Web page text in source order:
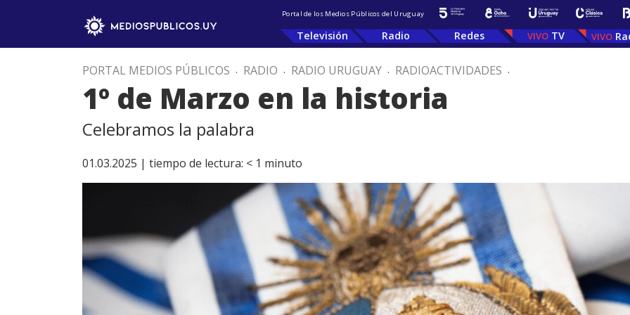
Portal de los Medios Públicos del Uruguay
Televisión Radio Redes TV
PORTAL MEDIOS PÚBLICOS . RADIO . RADIO URUGUAY . RADIOACTIVIDADES .
1º de Marzo en la historia
Celebramos la palabra
01.03.2025 | tiempo de lectura: < 1 minuto